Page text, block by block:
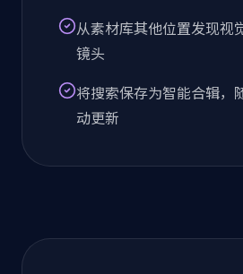
从素材库其他位置发现视
镜头
将搜索保存为智能合辑，
动更新